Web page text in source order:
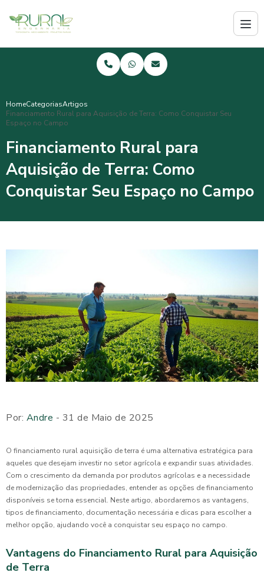
HomeCategoriasArtigos
Financiamento Rural para Aquisição de Terra: Como Conquistar Seu
Espaço no Campo
Financiamento Rural para
Aquisição de Terra: Como
Conquistar Seu Espaço no Campo
Por: Andre - 31 de Maio de 2025
O financiamento rural aquisição de terra é uma alternativa estratégica para
aqueles que desejam investir no setor agrícola e expandir suas atividades.
Com o crescimento da demanda por produtos agrícolas e a necessidade
de modernização das propriedades, entender as opções de financiamento
disponíveis se torna essencial. Neste artigo, abordaremos as vantagens,
tipos de financiamento, documentação necessária e dicas para escolher a
melhor opção, ajudando você a conquistar seu espaço no campo.
Vantagens do Financiamento Rural para Aquisição
de Terra